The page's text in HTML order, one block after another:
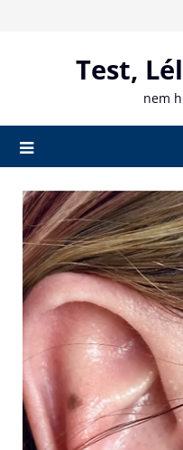
Test,
nem